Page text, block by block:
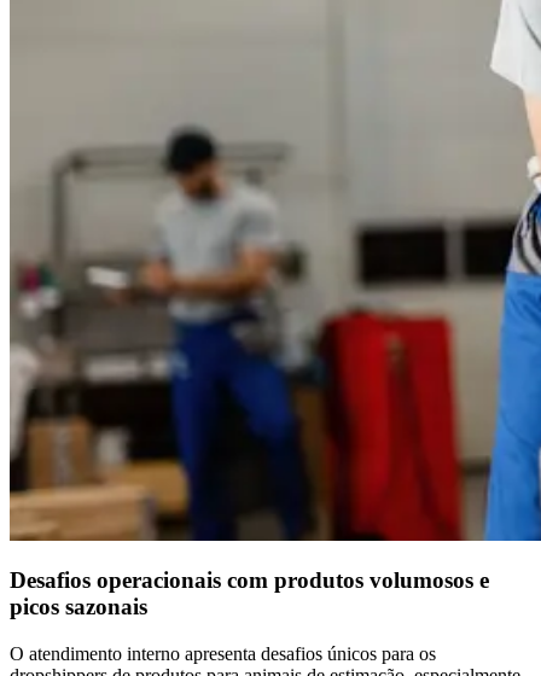
Desafios operacionais com produtos volumosos e
picos sazonais
O atendimento interno apresenta desafios únicos para os